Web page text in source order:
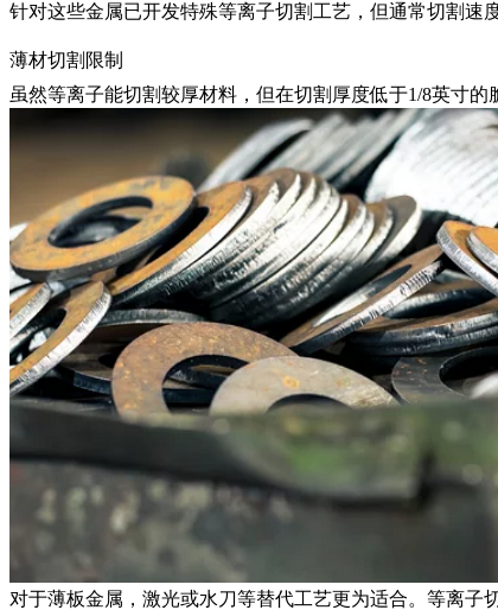
针对这些金属已开发特殊等离子切割工艺，但通常切割速
薄材切割限制
虽然等离子能切割较厚材料，但在切割厚度低于1/8英寸
对于薄板金属，激光或水刀等替代工艺更为适合。等离子